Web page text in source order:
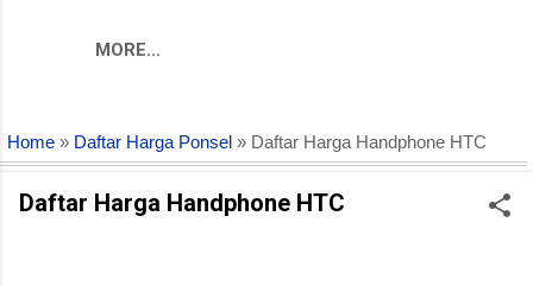
MORE…
Home » Daftar Harga Ponsel » Daftar Harga Handphone HTC
Daftar Harga Handphone HTC